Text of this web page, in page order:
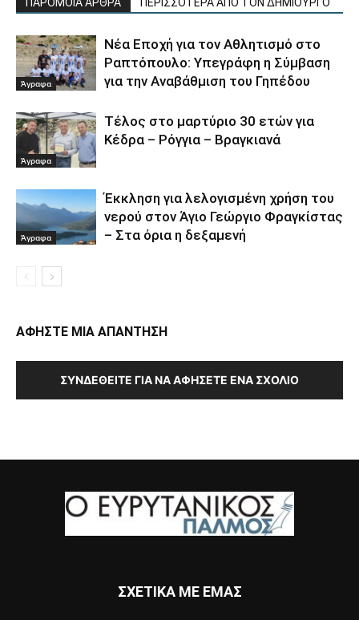
Άγραφα
Νέα Εποχή για τον Αθλητισμό στο
Ραπτόπουλο: Υπεγράφη η Σύμβαση
για την Αναβάθμιση του Γηπέδου
Άγραφα
Τέλος στο μαρτύριο 30 ετών για
Κέδρα – Ρόγγια – Βραγκιανά
Άγραφα
Έκκληση για λελογισμένη χρήση του
νερού στον Άγιο Γεώργιο Φραγκίστας
– Στα όρια η δεξαμενή
ΑΦΗΣΤΕ ΜΙΑ ΑΠΑΝΤΗΣΗ
ΣΥΝΔΕΘΕΊΤΕ ΓΙΑ ΝΑ ΑΦΉΣΕΤΕ ΈΝΑ ΣΧΌΛΙΟ
ΣΧΕΤΙΚΑ ΜΕ ΕΜΑΣ